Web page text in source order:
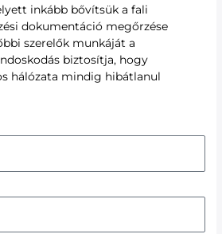
inkább bővítsük a fali
dokumentáció megőrzése
szerelők munkáját a
biztosítja, hogy
hálózata mindig hibátlanul